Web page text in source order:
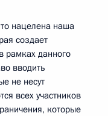
нацелена наша
создает
рамках данного
вводить
не несут
всех участников
которые